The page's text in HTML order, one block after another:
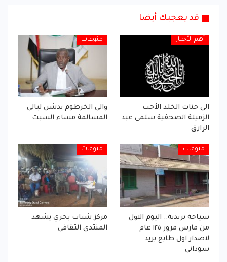
قد يعجبك أيضا
أهم الأخبار
الى جنات الخلد الأخت
الزميلة الصحفية سلمى عبد
الرازق
منوعات
والي الخرطوم يدشن ليالي
المسالمة مساء السبت
منوعات
سياحة بريدية.. اليوم الاول
من مارس مرور ١٢٥ عام
لاصدار اول طابع بريد
سوداني
منوعات
مركز شباب بحري يشهد
المنتدى الثقافي